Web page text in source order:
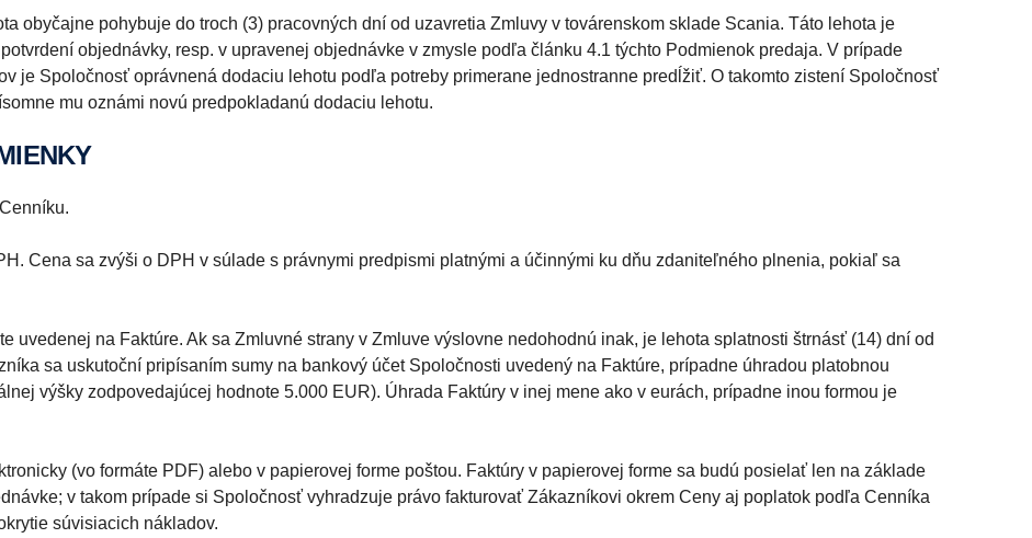
obyčajne pohybuje do troch (3) pracovných dní od uzavretia Zmluvy v továrenskom sklade Scania. Táto lehota je
objednávky, resp. v upravenej objednávke v zmysle podľa článku 4.1 týchto Podmienok predaja. V prípade
je Spoločnosť oprávnená dodaciu lehotu podľa potreby primerane jednostranne predĺžiť. O takomto zistení Spoločnosť
mu oznámi novú predpokladanú dodaciu lehotu.
Cena sa zvýši o DPH v súlade s právnymi predpismi platnými a účinnými ku dňu zdaniteľného plnenia, pokiaľ sa
uvedenej na Faktúre. Ak sa Zmluvné strany v Zmluve výslovne nedohodnú inak, je lehota splatnosti štrnásť (14) dní od
sa uskutoční pripísaním sumy na bankový účet Spoločnosti uvedený na Faktúre, prípadne úhradou platobnou
výšky zodpovedajúcej hodnote 5.000 EUR). Úhrada Faktúry v inej mene ako v eurách, prípadne inou formou je
(vo formáte PDF) alebo v papierovej forme poštou. Faktúry v papierovej forme sa budú posielať len na základe
v takom prípade si Spoločnosť vyhradzuje právo fakturovať Zákazníkovi okrem Ceny aj poplatok podľa Cenníka
súvisiacich nákladov.